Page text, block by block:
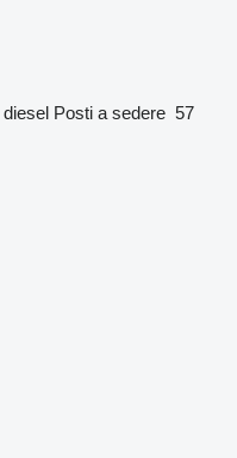
diesel Posti a sedere 57